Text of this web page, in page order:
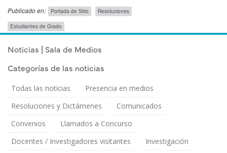
Noticias | Sala de Medios
Categorías de las noticias
Todas las noticias
Presencia en medios
Resoluciones y Dictámenes
Comunicados
Convenios
Llamados a Concurso
Docentes / Investigadores visitantes
Investigación
Publicado en: Portada de Sitio Resoluciones
Público
Objetivo
Estudiantes de Grado
Publicado el Martes 30 Septiembre, 2025